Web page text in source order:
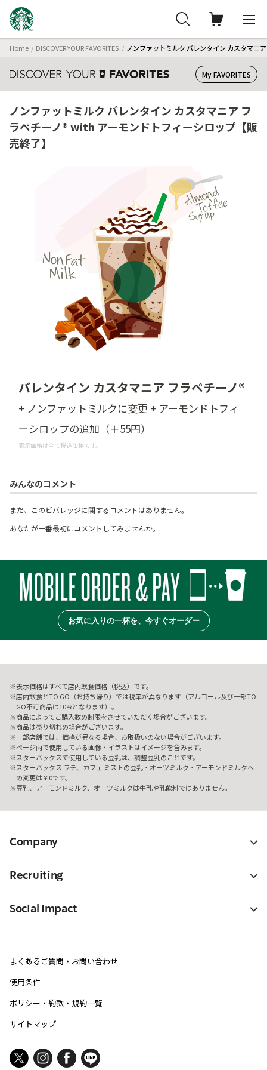
Home DISCOVER YOUR FAVORITES ノンファットミルク バレンタイン カスタマニ
My FAVORITES
ノンファットミルク バレンタイン カスタマニア フ
ラペチーノ® with アーモンドトフィーシロップ【販
売終了】
バレンタイン カスタマニア フラペチーノ®
+ ノンファットミルクに変更 + アーモンドトフィ
ーシロップの追加（＋55円）
表示価格は全て税込価格です。
みんなのコメント
まだ、このビバレッジに関するコメントはありません。
あなたが一番最初にコメントしてみませんか。
お気に入りの一杯を、今すぐオーダー
表示価格はすべて店内飲食価格（税込）です。
店内飲食とTO GO（お持ち帰り）では税率が異なります（アルコール及び一部TO
GO不可商品は10%となります）。
商品によってご購入数の制限をさせていただく場合がございます。
商品は売り切れの場合がございます。
一部店舗では、価格が異なる場合、お取扱いのない場合がございます。
ページ内で使用している画像・イラストはイメージを含みます。
スターバックスで使用している豆乳は、調整豆乳のことです。
スターバックス ラテ、カフェ ミストの豆乳・オーツミルク・アーモンドミルクへ
の変更は￥0です。
豆乳、アーモンドミルク、オーツミルクは牛乳や乳飲料ではありません。
Company
Recruiting
Social Impact
よくあるご質問・お問い合わせ
使用条件
ポリシー・約款・規約一覧
サイトマップ